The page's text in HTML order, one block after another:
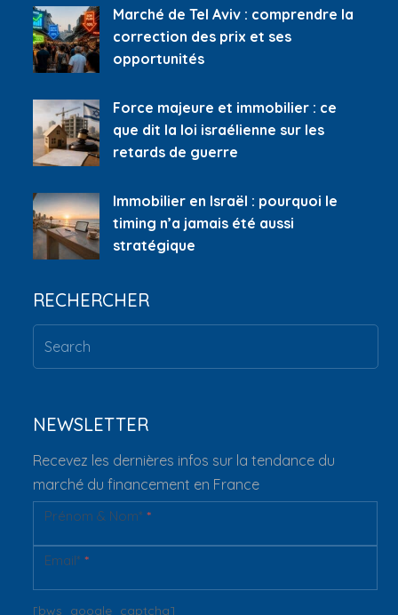
Marché de Tel Aviv : comprendre la
correction des prix et ses
opportunités
Force majeure et immobilier : ce
que dit la loi israélienne sur les
retards de guerre
Immobilier en Israël : pourquoi le
timing n’a jamais été aussi
stratégique
RECHERCHER
NEWSLETTER
Recevez les dernières infos sur la tendance du
marché du financement en France
Newsletter
Prénom & Nom**
Email**
[bws_google_captcha]